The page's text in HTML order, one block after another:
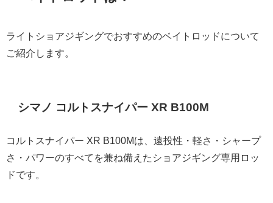
ライトショアジギングでおすすめのベイトロッドについて
ご紹介します。
シマノ コルトスナイパー XR B100M
コルトスナイパー XR B100Mは、遠投性・軽さ・シャープ
さ・パワーのすべてを兼ね備えたショアジギング専用ロッ
ドです。